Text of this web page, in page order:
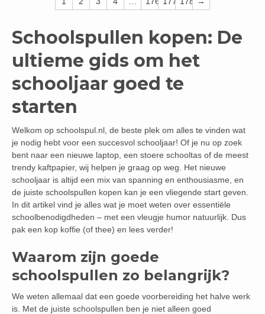
Schoolspullen kopen: De
ultieme gids om het
schooljaar goed te
starten
Welkom op schoolspul.nl, de beste plek om alles te vinden wat
je nodig hebt voor een succesvol schooljaar! Of je nu op zoek
bent naar een nieuwe laptop, een stoere schooltas of de meest
trendy kaftpapier, wij helpen je graag op weg. Het nieuwe
schooljaar is altijd een mix van spanning en enthousiasme, en
de juiste schoolspullen kopen kan je een vliegende start geven.
In dit artikel vind je alles wat je moet weten over essentiële
schoolbenodigdheden – met een vleugje humor natuurlijk. Dus
pak een kop koffie (of thee) en lees verder!
Waarom zijn goede
schoolspullen zo belangrijk?
We weten allemaal dat een goede voorbereiding het halve werk
is. Met de juiste schoolspullen ben je niet alleen goed